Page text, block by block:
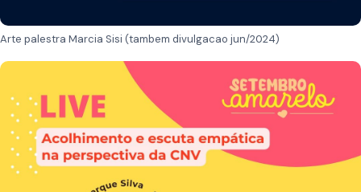
Arte palestra Marcia Sisi (tambem divulgacao jun/2024)